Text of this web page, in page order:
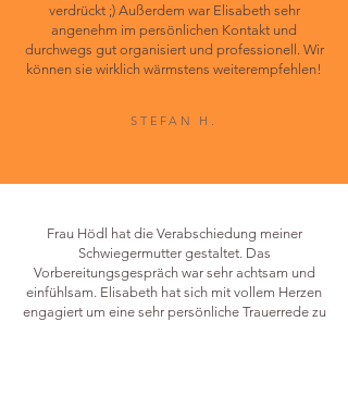
verdrückt ;) Außerdem war Elisabeth sehr
angenehm im persönlichen Kontakt und
durchwegs gut organisiert und professionell. Wir
können sie wirklich wärmstens weiterempfehlen!
STEFAN H.
Frau Hödl hat die Verabschiedung meiner
Schwiegermutter gestaltet. Das
Vorbereitungsgespräch war sehr achtsam und
einfühlsam. Elisabeth hat sich mit vollem Herzen
engagiert um eine sehr persönliche Trauerrede zu